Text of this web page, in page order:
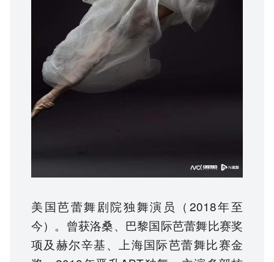
美国芭蕾舞剧院独舞演员（2018年至
今）。曾获洛桑、巴黎国际芭蕾舞比赛奖
项及赫尔辛基、上海国际芭蕾舞比赛金